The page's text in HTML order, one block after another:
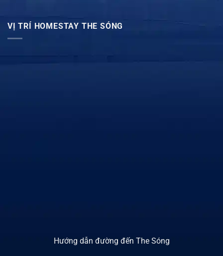
VỊ TRÍ HOMESTAY THE SÓNG
Hướng dẫn đường đến The Sóng